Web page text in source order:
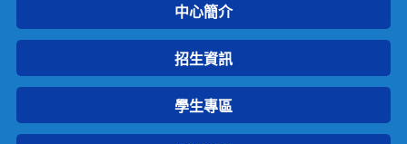
中心簡介
招生資訊
學生專區